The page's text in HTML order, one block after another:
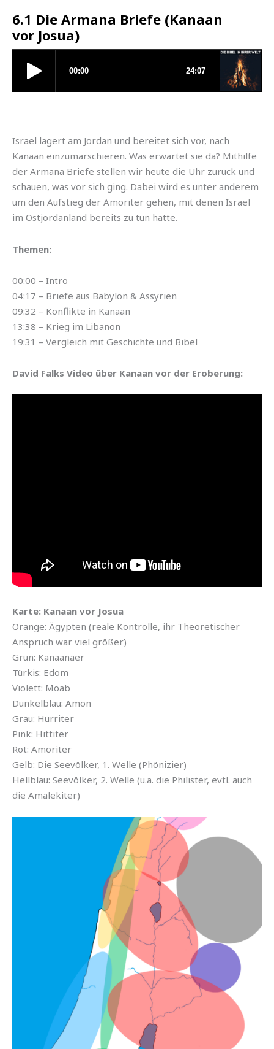
6.1 Die Armana Briefe (Kanaan
vor Josua)
Israel lagert am Jordan und bereitet sich vor, nach
Kanaan einzumarschieren. Was erwartet sie da? Mithilfe
der Armana Briefe stellen wir heute die Uhr zurück und
schauen, was vor sich ging. Dabei wird es unter anderem
um den Aufstieg der Amoriter gehen, mit denen Israel
im Ostjordanland bereits zu tun hatte.
Themen:
00:00 – Intro
04:17 – Briefe aus Babylon & Assyrien
09:32 – Konflikte in Kanaan
13:38 – Krieg im Libanon
19:31 – Vergleich mit Geschichte und Bibel
David Falks Video über Kanaan vor der Eroberung:
Karte: Kanaan vor Josua
Orange: Ägypten (reale Kontrolle, ihr Theoretischer
Anspruch war viel größer)
Grün: Kanaanäer
Türkis: Edom
Violett: Moab
Dunkelblau: Amon
Grau: Hurriter
Pink: Hittiter
Rot: Amoriter
Gelb: Die Seevölker, 1. Welle (Phönizier)
Hellblau: Seevölker, 2. Welle (u.a. die Philister, evtl. auch
die Amalekiter)